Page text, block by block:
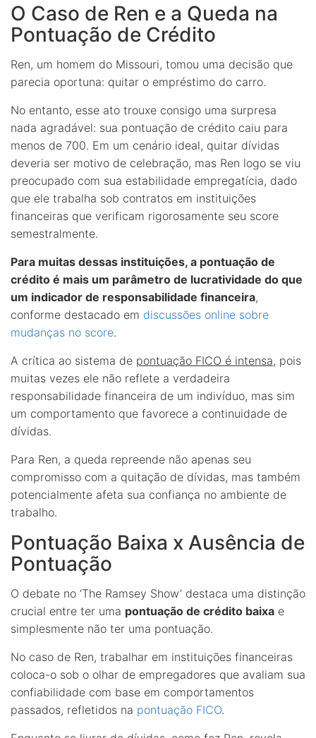
O Caso de Ren e a Queda na
Pontuação de Crédito
Ren, um homem do Missouri, tomou uma decisão que
parecia oportuna: quitar o empréstimo do carro.
No entanto, esse ato trouxe consigo uma surpresa
nada agradável: sua pontuação de crédito caiu para
menos de 700. Em um cenário ideal, quitar dívidas
deveria ser motivo de celebração, mas Ren logo se viu
preocupado com sua estabilidade empregatícia, dado
que ele trabalha sob contratos em instituições
financeiras que verificam rigorosamente seu score
semestralmente.
Para muitas dessas instituições, a pontuação de
crédito é mais um parâmetro de lucratividade do que
um indicador de responsabilidade financeira,
conforme destacado em discussões online sobre
mudanças no score.
A crítica ao sistema de pontuação FICO é intensa, pois
muitas vezes ele não reflete a verdadeira
responsabilidade financeira de um indivíduo, mas sim
um comportamento que favorece a continuidade de
dívidas.
Para Ren, a queda repreende não apenas seu
compromisso com a quitação de dívidas, mas também
potencialmente afeta sua confiança no ambiente de
trabalho.
Pontuação Baixa x Ausência de
Pontuação
O debate no ‘The Ramsey Show’ destaca uma distinção
crucial entre ter uma pontuação de crédito baixa e
simplesmente não ter uma pontuação.
No caso de Ren, trabalhar em instituições financeiras
coloca-o sob o olhar de empregadores que avaliam sua
confiabilidade com base em comportamentos
passados, refletidos na pontuação FICO.